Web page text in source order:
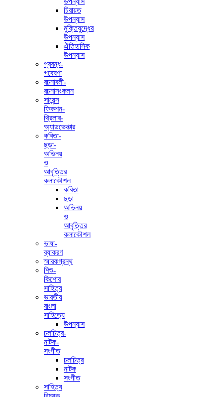
চিরায়ত
উপন্যাস
মুক্তিযুদ্ধের
উপন্যাস
ঐতিহাসিক
উপন্যাস
প্রবন্ধ-
গবেষণা
রচনাবলী-
রচনাসংকলন
সায়েন্স
ফিকশন-
থ্রিলার-
অ্যাডভেঞ্চার
কবিতা-
ছড়া-
অভিনয়
ও
আবৃত্তির
কলাকৌশল
কবিতা
ছড়া
অভিনয়
ও
আবৃত্তির
কলাকৌশল
ভাষা-
ব্যাকরণ
স্মারকগ্রন্থ
শিশু-
কিশোর
সাহিত্য
ভারতীয়
বাংলা
সাহিত্যে
উপন্যাস
চলচিত্র-
নাটক-
সংগীত
চলচিত্র
নাটক
সংগীত
সাহিত্য